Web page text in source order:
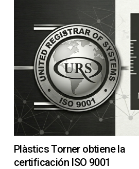
Plàstics Torner obtiene la
certificación ISO 9001